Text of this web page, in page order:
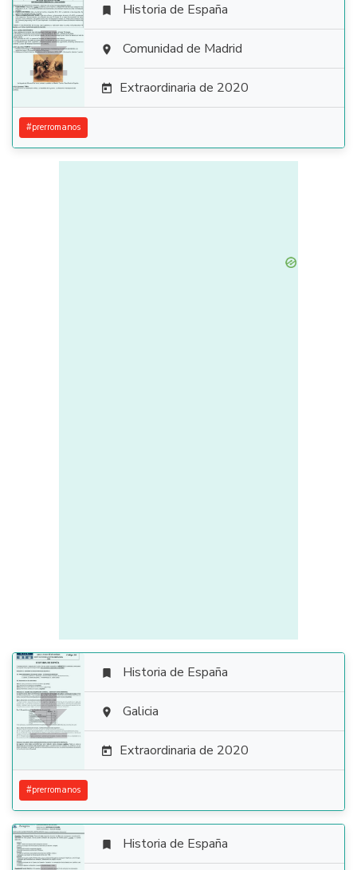

 Historia de España
 Comunidad de Madrid
 Extraordinaria de 2020
#prerromanos

 Historia de España
 Galicia
 Extraordinaria de 2020
#prerromanos
 Historia de España